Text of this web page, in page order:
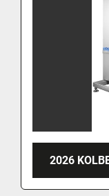
2026